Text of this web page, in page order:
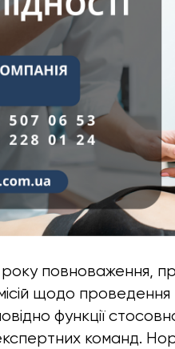
повноваження,
щодо
функції
команд.